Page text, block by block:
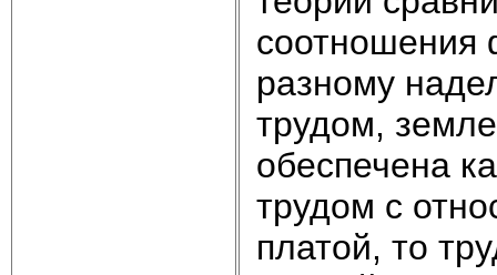
соотношения
разному
трудом,
обеспечена
трудом с
платой, то